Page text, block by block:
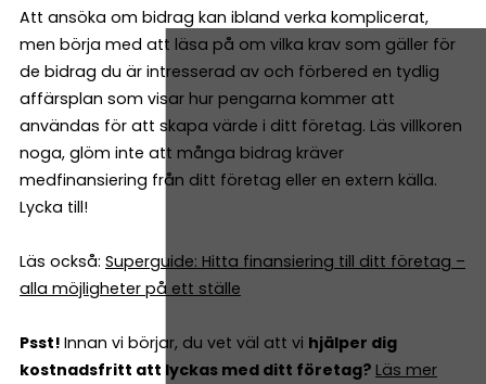
Att ansöka om bidrag kan ibland verka komplicerat,
men börja med att läsa på om vilka krav som gäller för
de bidrag du är intresserad av och förbered en tydlig
affärsplan som visar hur pengarna kommer att
användas för att skapa värde i ditt företag. Läs villkoren
noga, glöm inte att många bidrag kräver
medfinansiering från ditt företag eller en extern källa.
Lycka till!
Läs också: Superguide: Hitta finansiering till ditt företag –
alla möjligheter på ett ställe
Psst! Innan vi börjar, du vet väl att vi hjälper dig
kostnadsfritt att lyckas med ditt företag? Läs mer